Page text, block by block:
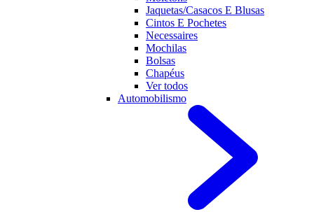
Jaquetas/Casacos E Blusas
Cintos E Pochetes
Necessaires
Mochilas
Bolsas
Chapéus
Ver todos
Automobilismo